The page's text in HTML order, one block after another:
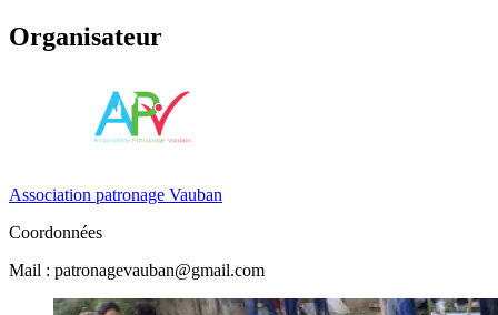
Organisateur
Association patronage Vauban
Coordonnées
Mail : patronagevauban@gmail.com